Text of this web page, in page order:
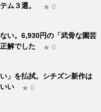
ム３選。
★ 0
い。6,930円の「武骨な園芸
解でした
★ 0
」を払拭。シチズン新作は
い
★ 0